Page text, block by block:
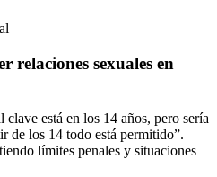
relaciones sexuales en
está en los 14 años, pero sería
de los 14 todo está permitido”.
límites penales y situaciones